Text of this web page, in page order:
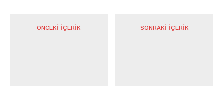
ÖNCEKI İÇERIK SONRAKI İÇERIK